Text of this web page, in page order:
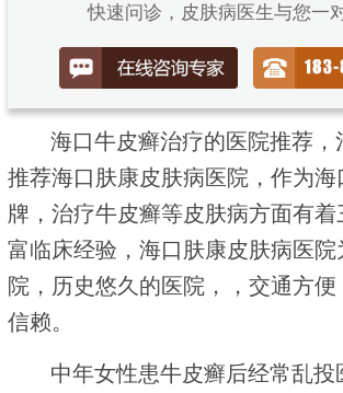
快速问诊，皮肤病医生与您一
海口牛皮癣治疗的医院推荐，
推荐海口肤康皮肤病医院，作为海
牌，治疗牛皮癣等皮肤病方面有
富临床经验，海口肤康皮肤病医院
院，历史悠久的医院，，交通方
信赖。
中年女性患牛皮癣后经常乱投